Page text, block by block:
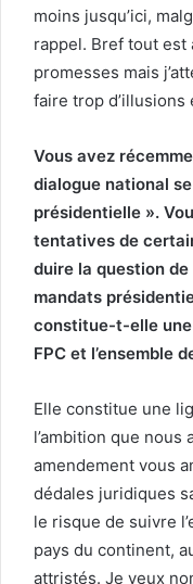
moins jusqu’ici,
rappel. Bref tout est
promesses mais
faire trop
Vous avez
dialogue national
présidentielle ».
tentatives de
duire la question
mandats
constitue-t-elle une
FPC et l’ensemble
Elle constitue une
l’ambition que
amendement vous
dédales juridiques
le risque de suivre
pays du continent,
attristés. Je veux